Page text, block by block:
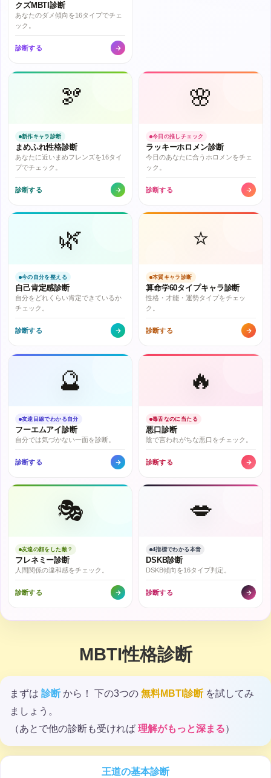
クズMBTI診断
あなたのダメ傾向を16タイプでチェ
ック。
診断する
🫘
新作キャラ診断
まめふれ性格診断
あなたに近いまめフレンズを16タイ
プでチェック。
診断する
🌸
今日の推しチェック
ラッキーホロメン診断
今日のあなたに合うホロメンをチェ
ック。
診断する
🌿
今の自分を整える
自己肯定感診断
自分をどれくらい肯定できているか
チェック。
診断する
⭐
本質キャラ診断
算命学60タイプキャラ診断
性格・才能・運勢タイプをチェッ
ク。
診断する
🔮
友達目線でわかる自分
フーエムアイ診断
自分では気づかない一面を診断。
診断する
🔥
毒舌なのに当たる
悪口診断
陰で言われがちな悪口をチェック。
診断する
🎭
友達の顔をした敵？
フレネミー診断
人間関係の違和感をチェック。
診断する
💋
4指標でわかる本音
DSKB診断
DSKB傾向を16タイプ判定。
診断する
MBTI性格診断
まずは 診断 から！ 下の3つの 無料MBTI診断を試してみ
ましょう。
（あとで他の診断も受ければ 理解がもっと深まる）
王道の基本診断